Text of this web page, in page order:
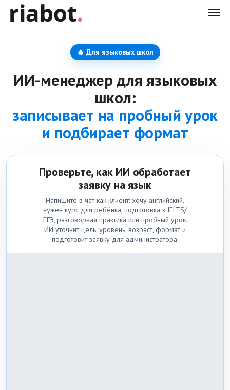
🔥 Для языковых школ
ИИ-менеджер для языковых
школ:
записывает на пробный урок
и подбирает формат
Проверьте, как ИИ обработает
заявку на язык
Напишите в чат как клиент: хочу английский,
нужен курс для ребёнка, подготовка к IELTS/
ЕГЭ, разговорная практика или пробный урок.
ИИ уточнит цель, уровень, возраст, формат и
подготовит заявку для администратора.